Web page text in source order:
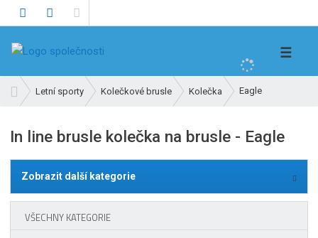
h
d
a
☰
v
d
t
Letní sporty Kolečkové brusle Kolečka Eagle
In line brusle kolečka na brusle - Eagle
Zobrazit další kategorie
VŠECHNY KATEGORIE